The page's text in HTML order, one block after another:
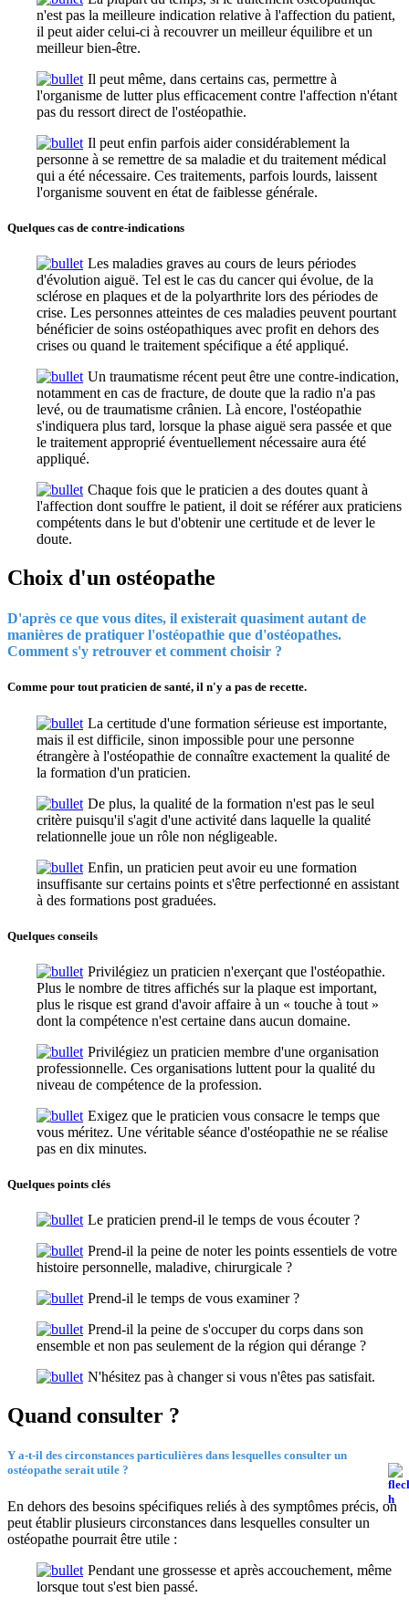
n'est pas la meilleure indication relative à l'affection du patient,
il peut aider celui-ci à recouvrer un meilleur équilibre et un
meilleur bien-être.
Il peut même, dans certains cas, permettre à
l'organisme de lutter plus efficacement contre l'affection n'étant
pas du ressort direct de l'ostéopathie.
Il peut enfin parfois aider considérablement la
personne à se remettre de sa maladie et du traitement médical
qui a été nécessaire. Ces traitements, parfois lourds, laissent
l'organisme souvent en état de faiblesse générale.
Quelques cas de contre-indications
Les maladies graves au cours de leurs périodes
d'évolution aiguë. Tel est le cas du cancer qui évolue, de la
sclérose en plaques et de la polyarthrite lors des périodes de
crise. Les personnes atteintes de ces maladies peuvent pourtant
bénéficier de soins ostéopathiques avec profit en dehors des
crises ou quand le traitement spécifique a été appliqué.
Un traumatisme récent peut être une contre-indication,
notamment en cas de fracture, de doute que la radio n'a pas
levé, ou de traumatisme crânien. Là encore, l'ostéopathie
s'indiquera plus tard, lorsque la phase aiguë sera passée et que
le traitement approprié éventuellement nécessaire aura été
appliqué.
Chaque fois que le praticien a des doutes quant à
l'affection dont souffre le patient, il doit se référer aux praticiens
compétents dans le but d'obtenir une certitude et de lever le
doute.
Choix d'un ostéopathe
D'après ce que vous dites, il existerait quasiment autant de
manières de pratiquer l'ostéopathie que d'ostéopathes.
Comment s'y retrouver et comment choisir ?
Comme pour tout praticien de santé, il n'y a pas de recette.
La certitude d'une formation sérieuse est importante,
mais il est difficile, sinon impossible pour une personne
étrangère à l'ostéopathie de connaître exactement la qualité de
la formation d'un praticien.
De plus, la qualité de la formation n'est pas le seul
critère puisqu'il s'agit d'une activité dans laquelle la qualité
relationnelle joue un rôle non négligeable.
Enfin, un praticien peut avoir eu une formation
insuffisante sur certains points et s'être perfectionné en assistant
à des formations post graduées.
Quelques conseils
Privilégiez un praticien n'exerçant que l'ostéopathie.
Plus le nombre de titres affichés sur la plaque est important,
plus le risque est grand d'avoir affaire à un « touche à tout »
dont la compétence n'est certaine dans aucun domaine.
Privilégiez un praticien membre d'une organisation
professionnelle. Ces organisations luttent pour la qualité du
niveau de compétence de la profession.
Exigez que le praticien vous consacre le temps que
vous méritez. Une véritable séance d'ostéopathie ne se réalise
pas en dix minutes.
Quelques points clés
Le praticien prend-il le temps de vous écouter ?
Prend-il la peine de noter les points essentiels de votre
histoire personnelle, maladive, chirurgicale ?
Prend-il le temps de vous examiner ?
Prend-il la peine de s'occuper du corps dans son
ensemble et non pas seulement de la région qui dérange ?
N'hésitez pas à changer si vous n'êtes pas satisfait.
Quand consulter ?
Y a-t-il des circonstances particulières dans lesquelles consulter un
ostéopathe serait utile ?
En dehors des besoins spécifiques reliés à des symptômes précis, on
peut établir plusieurs circonstances dans lesquelles consulter un
ostéopathe pourrait être utile :
Pendant une grossesse et après accouchement, même
lorsque tout s'est bien passé.